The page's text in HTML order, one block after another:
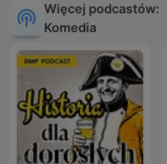
Więcej podcastów:
Komedia